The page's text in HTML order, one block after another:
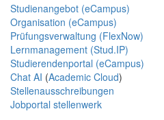
Studienangebot (eCampus)
Organisation (eCampus)
Prüfungsverwaltung (FlexNow)
Lernmanagement (Stud.IP)
Studierendenportal (eCampus)
Chat AI (Academic Cloud)
Stellenausschreibungen
Jobportal stellenwerk